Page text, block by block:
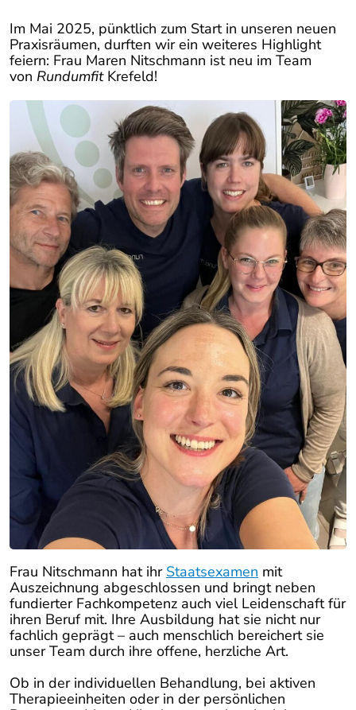
Im Mai 2025, pünktlich zum Start in unseren neuen
Praxisräumen, durften wir ein weiteres Highlight
feiern: Frau Maren Nitschmann ist neu im Team
von RundumfitKrefeld!
Frau Nitschmann hat ihr Staatsexamen mit
Auszeichnung abgeschlossen und bringt neben
fundierter Fachkompetenz auch viel Leidenschaft für
ihren Beruf mit. Ihre Ausbildung hat sie nicht nur
fachlich geprägt – auch menschlich bereichert sie
unser Team durch ihre offene, herzliche Art.
Ob in der individuellen Behandlung, bei aktiven
Therapieeinheiten oder in der persönlichen